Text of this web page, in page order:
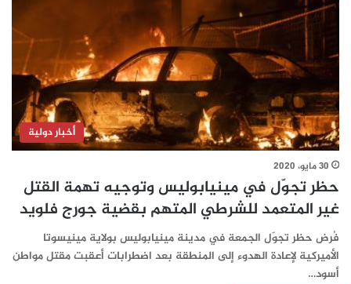
أخبار دولية
30 مايو، 2020
حظر تجوّل في مينيابوليس وتوجيه تهمة القتل
غير المتعمد للشرطي المتهم بقضية جورج فلويد
فُرض حظر تجوّل الجمعة في مدينة مينيابوليس بولاية مينيسوتا
الأميركية لإعادة الهدوء إلى المنطقة بعد اضطرابات أعقبت مقتل مواطن
أسود…